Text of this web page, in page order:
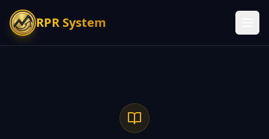
RPR System